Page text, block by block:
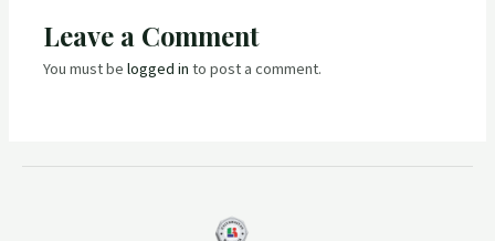
Leave a Comment
You must belogged in to post a comment.